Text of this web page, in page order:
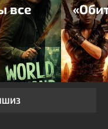
все